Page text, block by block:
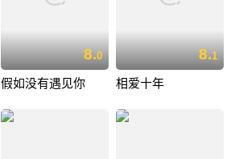
8.0
假如没有遇见你
8.1
相爱十年